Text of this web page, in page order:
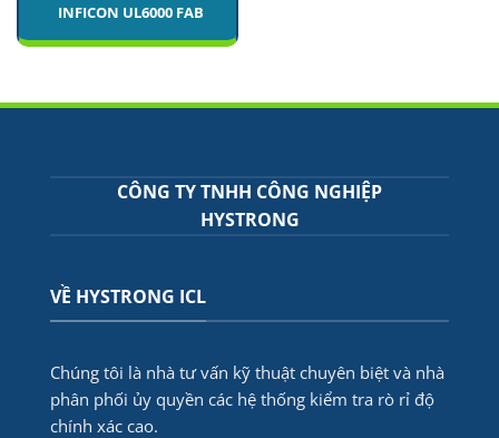
INFICON UL6000 FAB
CÔNG TY TNHH CÔNG NGHIỆP
HYSTRONG
VỀ HYSTRONG ICL
Chúng tôi là nhà tư vấn kỹ thuật chuyên biệt và nhà
phân phối ủy quyền các hệ thống kiểm tra rò rỉ độ
chính xác cao.